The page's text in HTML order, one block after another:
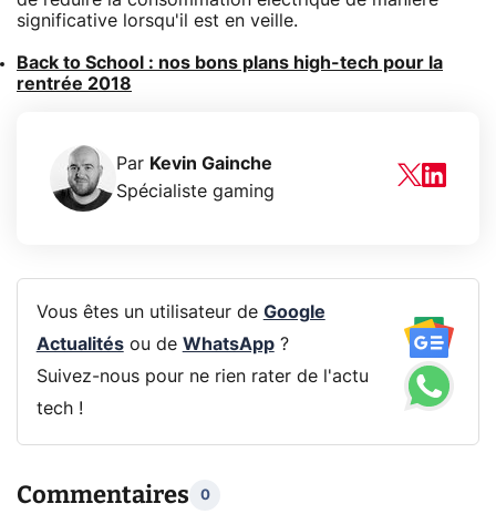
significative lorsqu'il est en veille.
Back to School : nos bons plans high-tech pour la
rentrée 2018
Par Kevin Gainche
Spécialiste gaming
Vous êtes un utilisateur de Google
Actualitésou de WhatsApp?
Suivez-nous pour ne rien rater de l'actu
tech !
Commentaires 0